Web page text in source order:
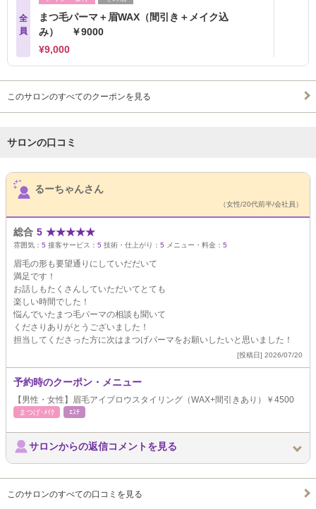
全
員
まつ毛パーマ＋眉WAX（間引き＋メイク込
み） ￥9000
¥9,000
このサロンのすべてのクーポンを見る
サロンの口コミ
サロンPick Up
るーちゃんさん
（女性/20代前半/会社員）
総合 5 ★★★★★
雰囲気： 5 接客サービス： 5 技術・仕上がり： 5 メニュー・料金： 5
眉毛の形も要望通りにしていだだいて
満足です！
お話しもたくさんしていただいてとても
楽しい時間でした！
悩んでいたまつ毛パーマの相談も聞いて
くださりありがとうございました！
担当してくださった方に次はまつげパーマをお願いしたいと思いました！
[投稿日] 2026/07/20
予約時のクーポン・メニュー
【男性・女性】眉毛アイブロウスタイリング（WAX+間引きあり）￥4500
まつげ･ﾒｲｸ ｴｽﾃ
サロンからの返信コメントを見る
このサロンのすべての口コミを見る